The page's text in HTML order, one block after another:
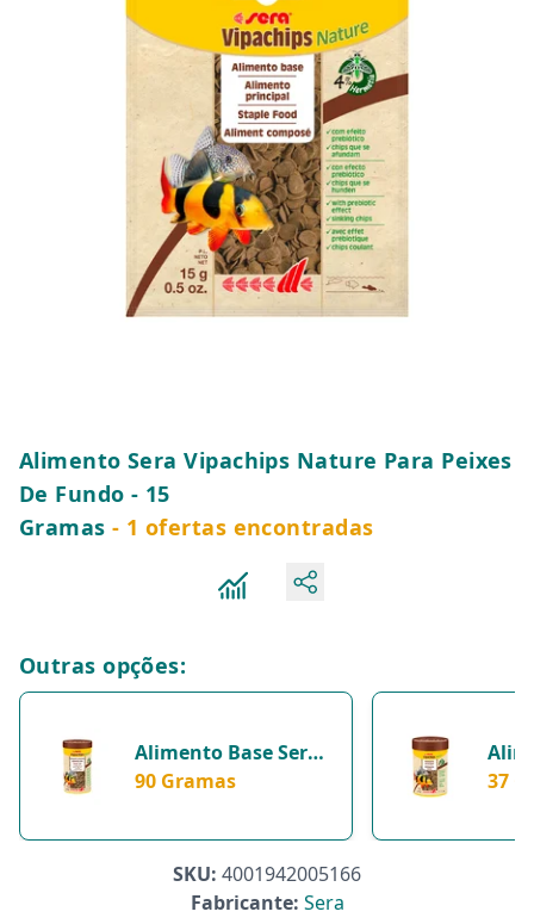
Alimento Sera Vipachips Nature Para Peixes
De Fundo - 15
Gramas - 1 ofertas encontradas
Outras opções:
Alimento Base Sera
Vipachips Nature -
Gramas
90 Gramas 37
SKU: 4001942005166
Fabricante: Sera